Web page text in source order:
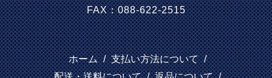
FAX：088-622-2515
ホーム / 支払い方法について /